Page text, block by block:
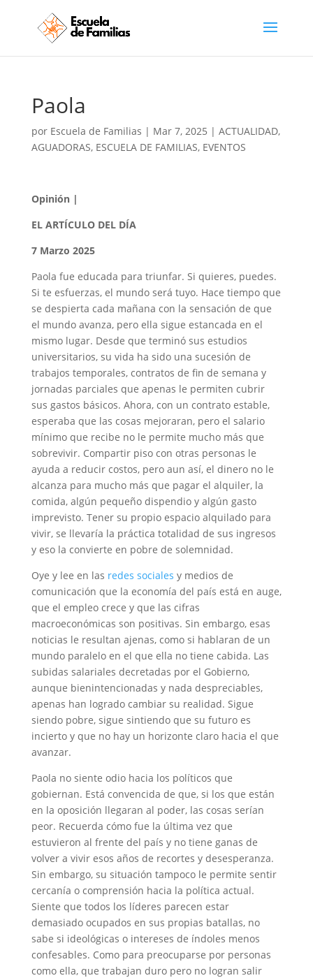
Paola
por Escuela de Familias | Mar 7, 2025 | ACTUALIDAD,
AGUADORAS, ESCUELA DE FAMILIAS, EVENTOS
Opinión |
EL ARTÍCULO DEL DÍA
7 Marzo 2025
Paola fue educada para triunfar. Si quieres, puedes.
Si te esfuerzas, el mundo será tuyo. Hace tiempo que
se despierta cada mañana con la sensación de que
el mundo avanza, pero ella sigue estancada en el
mismo lugar. Desde que terminó sus estudios
universitarios, su vida ha sido una sucesión de
trabajos temporales, contratos de fin de semana y
jornadas parciales que apenas le permiten cubrir
sus gastos básicos. Ahora, con un contrato estable,
esperaba que las cosas mejoraran, pero el salario
mínimo que recibe no le permite mucho más que
sobrevivir. Compartir piso con otras personas le
ayuda a reducir costos, pero aun así, el dinero no le
alcanza para mucho más que pagar el alquiler, la
comida, algún pequeño dispendio y algún gasto
imprevisto. Tener su propio espacio alquilado para
vivir, se llevaría la práctica totalidad de sus ingresos
y eso la convierte en pobre de solemnidad.
Oye y lee en las redes sociales y medios de
comunicación que la economía del país está en auge,
que el empleo crece y que las cifras
macroeconómicas son positivas. Sin embargo, esas
noticias le resultan ajenas, como si hablaran de un
mundo paralelo en el que ella no tiene cabida. Las
subidas salariales decretadas por el Gobierno,
aunque bienintencionadas y nada despreciables,
apenas han logrado cambiar su realidad. Sigue
siendo pobre, sigue sintiendo que su futuro es
incierto y que no hay un horizonte claro hacia el que
avanzar.
Paola no siente odio hacia los políticos que
gobiernan. Está convencida de que, si los que están
en la oposición llegaran al poder, las cosas serían
peor. Recuerda cómo fue la última vez que
estuvieron al frente del país y no tiene ganas de
volver a vivir esos años de recortes y desesperanza.
Sin embargo, su situación tampoco le permite sentir
cercanía o comprensión hacia la política actual.
Siente que todos los líderes parecen estar
demasiado ocupados en sus propias batallas, no
sabe si ideológicas o intereses de índoles menos
confesables. Como para preocuparse por personas
como ella, que trabajan duro pero no logran salir